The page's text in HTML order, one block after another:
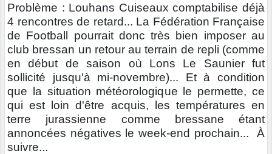
Problème : Louhans Cuiseaux comptabilise déjà
4 rencontres de retard... La Fédération Française
de Football pourrait donc très bien imposer au
club bressan un retour au terrain de repli (comme
en début de saison où Lons Le Saunier fut
sollicité jusqu'à mi-novembre)... Et à condition
que la situation météorologique le permette, ce
qui est loin d'être acquis, les températures en
terre jurassienne comme bressane étant
annoncées négatives le week-end prochain... À
suivre...